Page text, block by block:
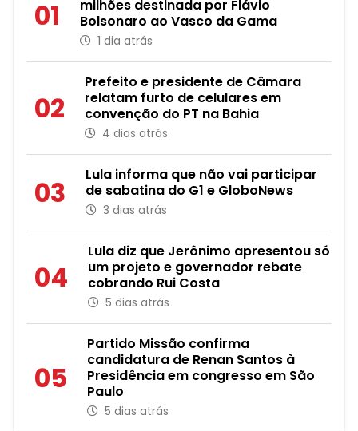
01
milhões destinada por Flávio
Bolsonaro ao Vasco da Gama
1 dia atrás
02
Prefeito e presidente de Câmara
relatam furto de celulares em
convenção do PT na Bahia
4 dias atrás
03
Lula informa que não vai participar
de sabatina do G1 e GloboNews
3 dias atrás
04
Lula diz que Jerônimo apresentou só
um projeto e governador rebate
cobrando Rui Costa
5 dias atrás
05
Partido Missão confirma
candidatura de Renan Santos à
Presidência em congresso em São
Paulo
5 dias atrás